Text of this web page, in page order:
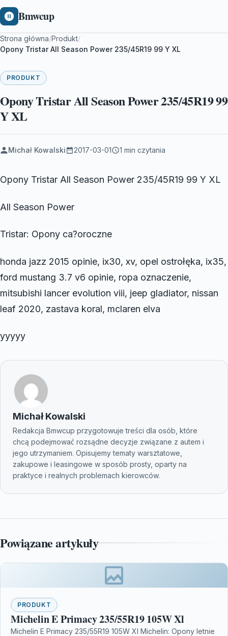
Bmwcup
Strona główna/Produkt/
Opony Tristar All Season Power 235/45R19 99 Y XL
PRODUKT
Opony Tristar All Season Power 235/45R19 99
Y XL
Michał Kowalski 2017-03-01 1 min czytania
Opony Tristar All Season Power 235/45R19 99 Y XL
All Season Power
Tristar: Opony ca?oroczne
honda jazz 2015 opinie, ix30, xv, opel ostrołęka, ix35,
ford mustang 3.7 v6 opinie, ropa oznaczenie,
mitsubishi lancer evolution viii, jeep gladiator, nissan
leaf 2020, zastava koral, mclaren elva
yyyyy
Michał Kowalski
Redakcja Bmwcup przygotowuje treści dla osób, które
chcą podejmować rozsądne decyzje związane z autem i
jego utrzymaniem. Opisujemy tematy warsztatowe,
zakupowe i leasingowe w sposób prosty, oparty na
praktyce i realnych problemach kierowców.
Powiązane artykuły
PRODUKT
Michelin E Primacy 235/55R19 105W Xl
Michelin E Primacy 235/55R19 105W Xl Michelin: Opony letnie